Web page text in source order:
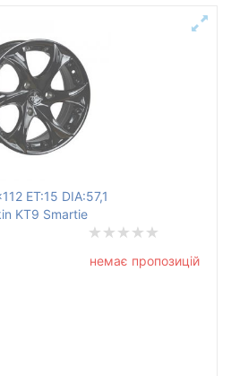
ET:15 DIA:57,1
KT9 Smartie
немає пропозицій